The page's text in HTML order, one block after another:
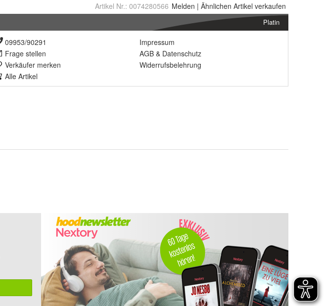
Artikel Nr.: 0074280566 Melden | Ähnlichen Artikel verkaufen
Platin
09953/90291
Frage stellen
Verkäufer merken
Alle Artikel
Impressum
AGB & Datenschutz
Widerrufsbelehrung